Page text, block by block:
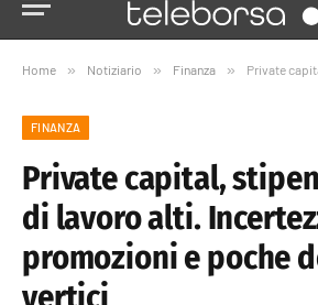
Home » Notiziario » Finanza » Private capital, stipendi e
FINANZA
Private capital,
di lavoro alti.
promozioni e poche